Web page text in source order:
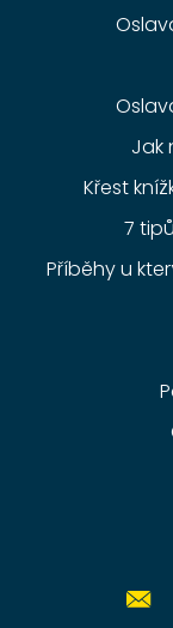
Jak
Křest
7
Příběhy u